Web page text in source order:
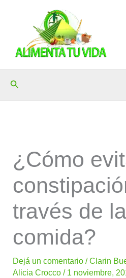
Buscar
¿Cómo
través de la
comida?
Dejá un comentario /Clarin
Alicia Crocco/ 1 noviembre,